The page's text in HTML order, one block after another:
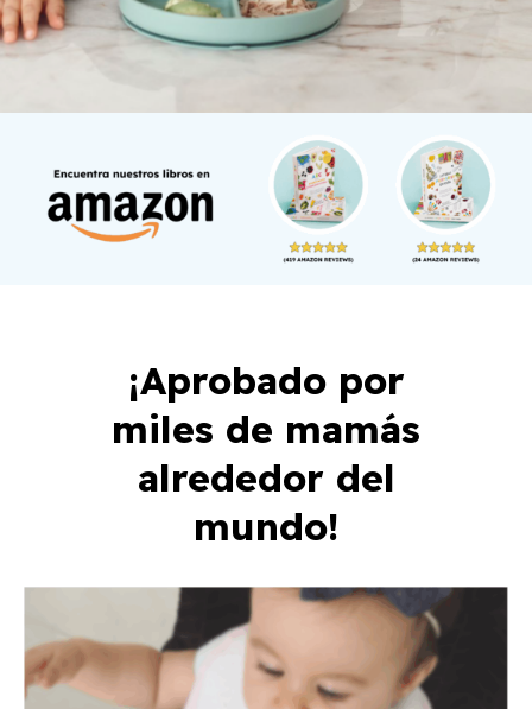
¡Aprobado por
miles de mamás
alrededor del
mundo!